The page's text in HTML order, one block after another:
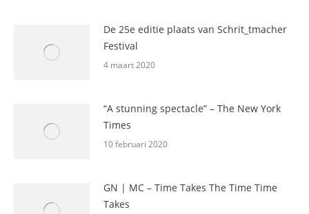
De 25e editie plaats van Schrit_tmacher
Festival
4 maart 2020
“A stunning spectacle” – The New York
Times
10 februari 2020
GN | MC – Time Takes The Time Time
Takes